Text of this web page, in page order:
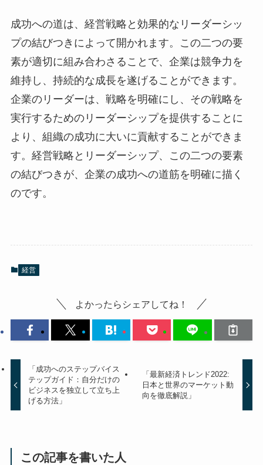
成功への道は、経営戦略と効果的なリーダーシッ
プの結びつきによって開かれます。この二つの要
素が適切に組み合わさることで、企業は競争力を
維持し、持続的な成長を遂げることができます。
企業のリーダーは、戦略を明確にし、その戦略を
実行するためのリーダーシップを提供することに
より、組織の成功に大いに貢献することができま
す。経営戦略とリーダーシップ、この二つの要素
の結びつきが、企業の成功への道筋を明確に描く
のです。
経営
よかったらシェアしてね！
「成功へのステップバイス
テップガイド：自分だけの
ビジネスを独立して立ち上
げる方法」
「最新経済トレンド2022:
日本と世界のマーケット動
向を徹底解説」
この記事を書いた人